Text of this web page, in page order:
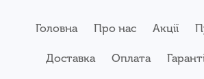
Головна Про нас Акції
Доставка Оплата